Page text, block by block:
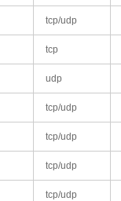
tcp/udp
tcp
udp
tcp/udp
tcp/udp
tcp/udp
tcp/udp